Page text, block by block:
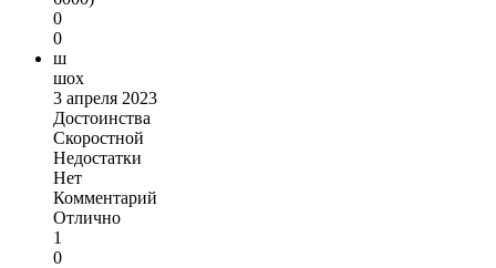
0
0
ш
шох
3 апреля 2023
Достоинства
Скоростной
Недостатки
Нет
Комментарий
Отлично
1
0